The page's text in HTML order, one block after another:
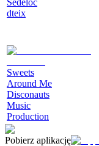
dteix
Sweets
Around Me
Disconauts
Music
Production
Pobierz aplikację